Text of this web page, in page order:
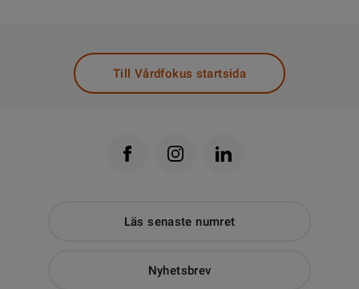
Till Vårdfokus startsida
Läs senaste numret
Nyhetsbrev